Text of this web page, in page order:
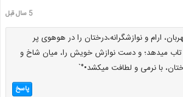
5 سال قبل
ارام و نوازشگرانه،درختان را در هوهوی پر
میدهد؛ و دست نوازش خویش را، میان شاخ و
با نرمی و لطافت میکشد•°`
پاسخ